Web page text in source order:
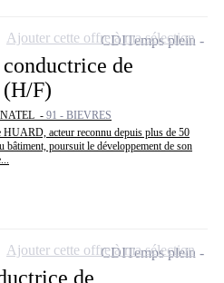
de
(H/F)
- 91 - BIEVRES
acteur reconnu depuis plus de 50
bâtiment, poursuit le développement de son
CDITemps plein
Ajouter cette offre à ma sélection
de
CDITemps plein
Ajouter cette offre à ma sélection